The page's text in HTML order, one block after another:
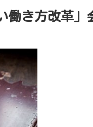
働き方改革」